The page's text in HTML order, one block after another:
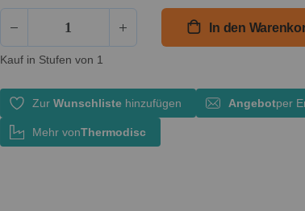
In den
Kauf in Stufen von 1
Zur Wunschlistehinzufügen Angebotper
Mehr vonThermodisc